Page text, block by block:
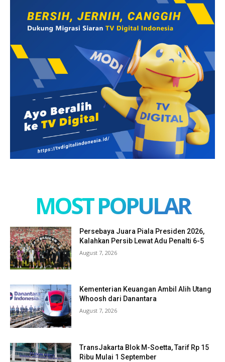
MOST POPULAR
Persebaya Juara Piala Presiden 2026,
Kalahkan Persib Lewat Adu Penalti 6-5
August 7, 2026
Kementerian Keuangan Ambil Alih Utang
Whoosh dari Danantara
August 7, 2026
TransJakarta Blok M-Soetta, Tarif Rp 15
Ribu Mulai 1 September